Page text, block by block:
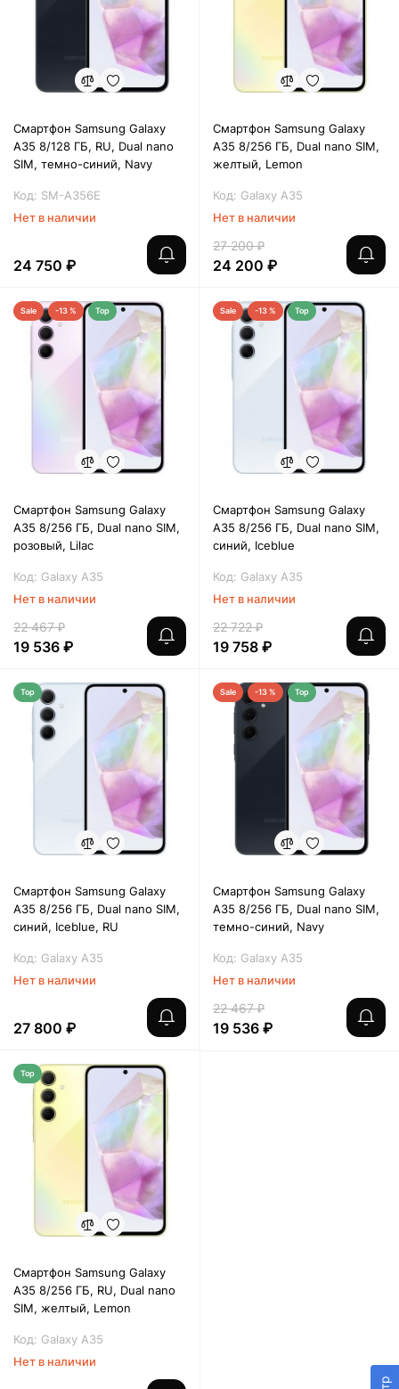
Смартфон Samsung Galaxy
A35 8/128 ГБ, RU, Dual nano
SIM, темно-синий, Navy
Код: SM-A356E
Нет в наличии
24 750 ₽
Смартфон Samsung Galaxy
A35 8/256 ГБ, Dual nano SIM,
желтый, Lemon
Код: Galaxy A35
Нет в наличии
27 200 ₽
24 200 ₽
Sale -13 % Top
Смартфон Samsung Galaxy
A35 8/256 ГБ, Dual nano SIM,
розовый, Lilac
Код: Galaxy A35
Нет в наличии
22 467 ₽
19 536 ₽
Sale -13 % Top
Смартфон Samsung Galaxy
A35 8/256 ГБ, Dual nano SIM,
синий, Iceblue
Код: Galaxy A35
Нет в наличии
22 722 ₽
19 758 ₽
Top
Смартфон Samsung Galaxy
A35 8/256 ГБ, Dual nano SIM,
синий, Iceblue, RU
Код: Galaxy A35
Нет в наличии
27 800 ₽
Sale -13 % Top
Смартфон Samsung Galaxy
A35 8/256 ГБ, Dual nano SIM,
темно-синий, Navy
Код: Galaxy A35
Нет в наличии
22 467 ₽
19 536 ₽
Top
Смартфон Samsung Galaxy
A35 8/256 ГБ, RU, Dual nano
SIM, желтый, Lemon
Код: Galaxy A35
Нет в наличии